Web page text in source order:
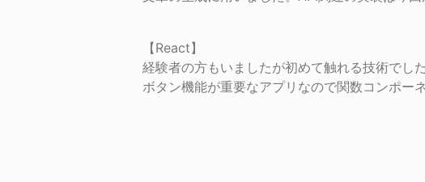
【React】
経験者の方もいましたが初めて触れる技術でした
ボタン機能が重要なアプリなので関数コンポー